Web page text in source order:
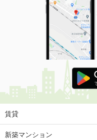
賃貸
新築マンション